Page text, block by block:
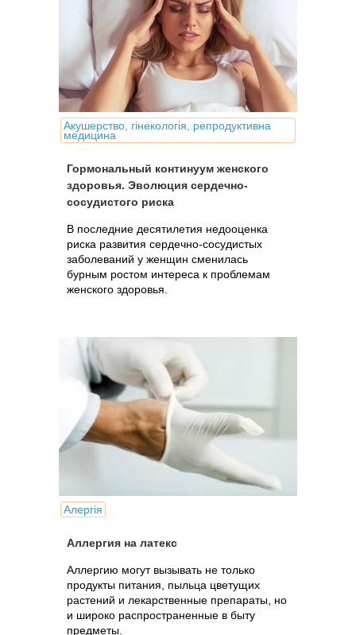
Акушерство, гінекологія, репродуктивна
медицина
Гормональный континуум женского
здоровья. Эволюция сердечно-
сосудистого риска
В последние десятилетия недооценка
риска развития сердечно-сосудистых
заболеваний у женщин сменилась
бурным ростом интереса к проблемам
женского здоровья.
Алергія
Аллергия на латекс
Аллергию могут вызывать не только
продукты питания, пыльца цветущих
растений и лекарственные препараты, но
и широко распространенные в быту
предметы.